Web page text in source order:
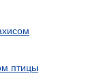
птицы